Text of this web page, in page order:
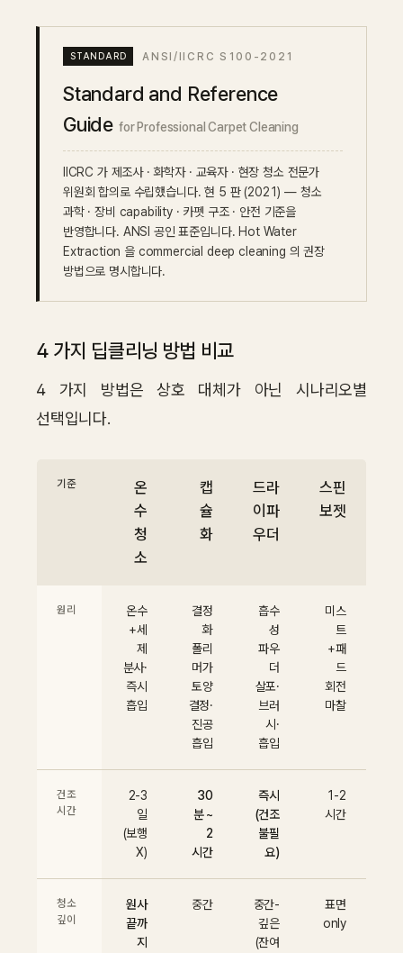
ANSI/IICRC S100-2021
Standard and Reference
Guide for Professional Carpet Cleaning
IICRC 가 제조사 · 화학자 · 교육자 · 현장 청소 전문가
위원회 합의로 수립했습니다. 현 5 판 (2021) — 청소
과학 · 장비 capability · 카펫 구조 · 안전 기준을
반영합니다. ANSI 공인 표준입니다. Hot Water
Extraction 을 commercial deep cleaning 의 권장
방법으로 명시합니다.
4 가지 딥클리닝 방법 비교
4 가지 방법은 상호 대체가 아닌 시나리오별
선택입니다.
기준
온
수
청
소
캡
슐
화
드라
이파
우더
스핀
보젯
원리
온수
+세
제
분사·
즉시
흡입
결정
화
폴리
머가
토양
결정·
진공
흡입
흡수
성
파우
더
살포·
브러
시·
흡입
미스
트
+패
드
회전
마찰
건조
시간
2-3
일
(보행
X)
30
분 ~
2
시간
즉시
(건조
불필
요)
1-2
시간
청소
깊이
원사
끝까
지
중간
중간-
깊은
(잔여
표면
only